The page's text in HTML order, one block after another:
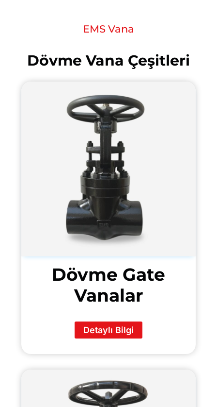
EMS Vana
Dövme Vana Çeşitleri
Dövme Gate
Vanalar
Detaylı Bilgi